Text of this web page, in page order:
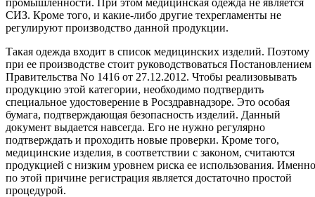
СИЗ. Кроме того, и какие-либо другие техрегламенты не
регулируют производство данной продукции.
Такая одежда входит в список медицинских изделий. Поэтому
при ее производстве стоит руководствоваться Постановлением
Правительства No 1416 от 27.12.2012. Чтобы реализовывать
продукцию этой категории, необходимо подтвердить
специальное удостоверение в Росздравнадзоре. Это особая
бумага, подтверждающая безопасность изделий. Данный
документ выдается навсегда. Его не нужно регулярно
подтверждать и проходить новые проверки. Кроме того,
медицинские изделия, в соответствии с законом, считаются
продукцией с низким уровнем риска ее использования. Именно
по этой причине регистрация является достаточно простой
процедурой.